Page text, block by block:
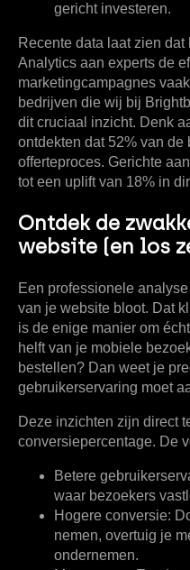
gericht investeren.
Recente data laat zien
Analytics aan experts de
marketingcampagnes
bedrijven die wij bij
dit cruciaal inzicht. Denk
ontdekten dat 52% van de
offerteproces. Gerichte
tot een uplift van 18% in
Ontdek de
website (en los
Een professionele
van je website bloot. Dat
is de enige manier om
helft van je mobiele
bestellen? Dan weet je
gebruikerservaring moet
Deze inzichten zijn direct
conversiepercentage. De
Betere
waar bezoekers
Hogere conversie:
nemen, overtuig je
ondernemen.